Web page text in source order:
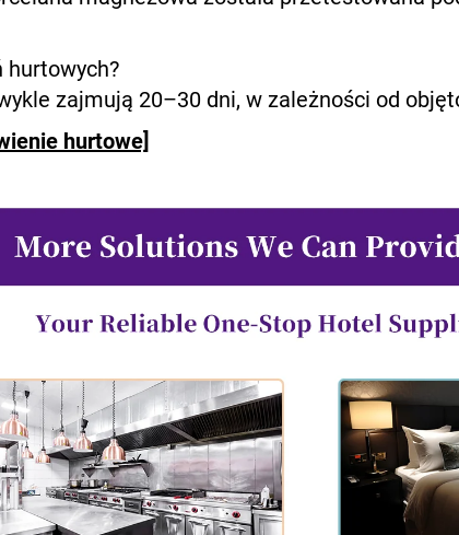
zajmują 20–30 dni, w zależności od
hurtowe]